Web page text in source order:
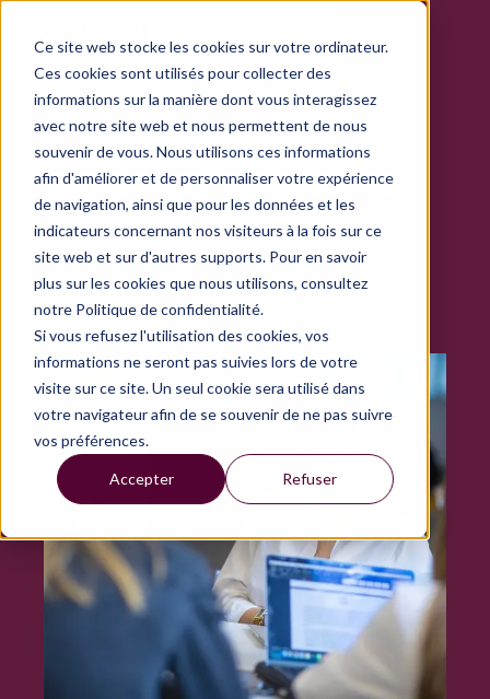
Ce site web stocke les cookies sur votre ordinateur.
Ces cookies sont utilisés pour collecter des
informations sur la manière dont vous interagissez
avec notre site web et nous permettent de nous
souvenir de vous. Nous utilisons ces informations
afin d'améliorer et de personnaliser votre expérience
de navigation, ainsi que pour les données et les
indicateurs concernant nos visiteurs à la fois sur ce
site web et sur d'autres supports. Pour en savoir
plus sur les cookies que nous utilisons, consultez
notre Politique de confidentialité.
Si vous refusez l'utilisation des cookies, vos
informations ne seront pas suivies lors de votre
visite sur ce site. Un seul cookie sera utilisé dans
votre navigateur afin de se souvenir de ne pas suivre
vos préférences.
Accepter Refuser
COMMENT INTÉGRER
BSB ENPHASE
COMPLÉMENTAIRE ?
JE CANDIDATE